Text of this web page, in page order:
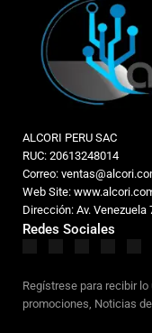
ALCORI PERU SAC
RUC: 20613248014
Correo:
Web Site:
Dirección: Av. Venezuela
Redes Sociales
Regístrese para recibir
promociones, Noticias